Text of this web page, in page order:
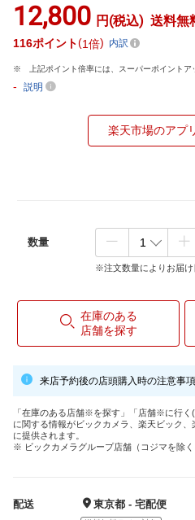
12,800 円(税込) 送料無
116ポイント 1倍 内訳
上記ポイント倍率には、スーパーポイント
- 説明
楽天市場のアプ
数量
※注文数量によりお届け
在庫のある
店舗を探す
来店予約後の店頭購入時の注意事項
「在庫のある店舗※を探す」「店舗※に行
に関する情報がビックカメラ、楽天ビック
に提供されます。
※ ビックカメラグループ店舗（コジマを除く
配送 東京都 - 宅配便